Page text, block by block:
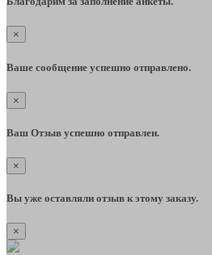
×
Ваше сообщение успешно отправлено.
×
Ваш Отзыв успешно отправлен.
×
Вы уже оставляли отзыв к этому заказу.
×